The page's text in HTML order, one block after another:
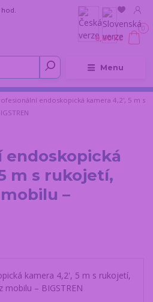
Menu
0
0,00 Kč
endoskopická kamera 4,2', 5 m s
endoskopická
m s rukojetí,
–